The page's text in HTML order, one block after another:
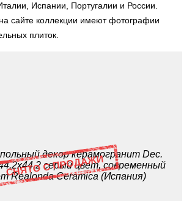
Испании, Португалии и России.
сайте коллекции имеют фотографии
плиток.